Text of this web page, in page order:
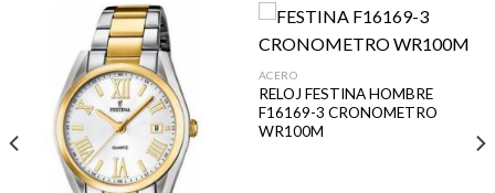
ACERO
RELOJ FESTINA HOMBRE
F16169-3 CRONOMETRO
WR100M